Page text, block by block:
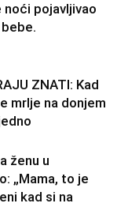
noći pojavljivao
ZNATI: Kad
mrlje na donjem
ženu u
„Mama, to je
kad si na